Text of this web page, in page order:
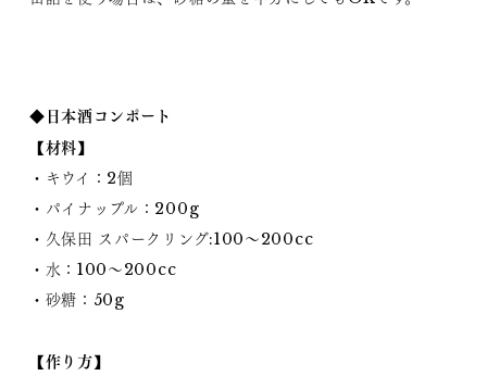
◆日本酒コンポート
【材料】
・キウイ：2個
・パイナップル：200g
・久保田 スパークリング:100〜200cc
・水：100〜200cc
・砂糖：50g
【作り方】